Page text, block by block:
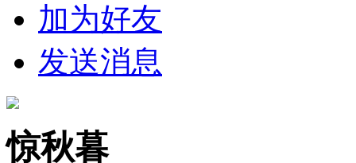
加为好友
发送消息
惊秋暮